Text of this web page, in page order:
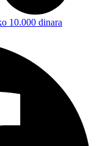
10.000 dinara